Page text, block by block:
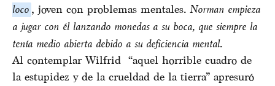
loco , joven con problemas mentales. Norman empieza
a jugar con él lanzando monedas a su boca, que siempre la
tenía medio abierta debido a su deficiencia mental.
Al contemplar Wilfrid “aquel horrible cuadro de
la estupidez y de la crueldad de la tierra” apresuró